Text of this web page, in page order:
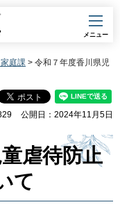
メニュー
庭課 > 令和７年度香川県児
公開日：2024年11月5日
虐待防止
て